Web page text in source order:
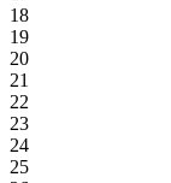
18
19
20
21
22
23
24
25